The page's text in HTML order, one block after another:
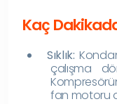
Kaç
Sıklık:
çalışma
fan motoru